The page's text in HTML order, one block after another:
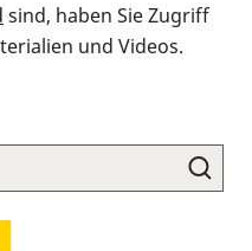
sind, haben Sie Zugriff
und Videos.